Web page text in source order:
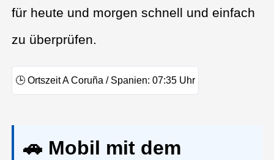
für heute und morgen schnell und einfach
zu überprüfen.
🕒 Ortszeit A Coruña / Spanien: 07:35 Uhr
🚗 Mobil mit dem